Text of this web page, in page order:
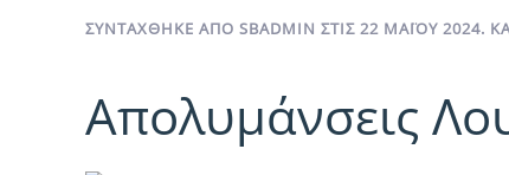
ΣΥΝΤΆΧΘΗΚΕ ΑΠΌ SBADMIN ΣΤΙΣ 22 ΜΑΪ́ΟΥ 2024.
Απολυμάνσεις